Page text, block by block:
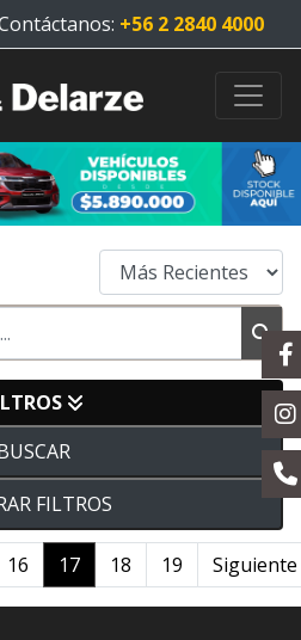
+56 2 2840 4000
FILTROS
16 17 18 19 Siguiente